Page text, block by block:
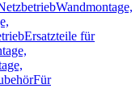
Wandmontage,
Ersatzteile für
Für